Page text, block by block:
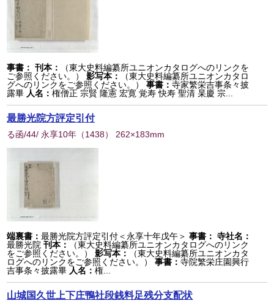
事書： 刊本：
（東大史料編纂所ユニオンカタログへのリンクを
ご参照ください。）
影写本：
（東大史料編纂所ユニオンカタロ
グへのリンクをご参照ください。）
事書：寺家繁栄吉事条々披
露畢 人名：権僧正 宗賢 隆憲 宏寛 覚寿 快寿 聖清 杲慶 宗...
最勝光院方評定引付
る函/44/ 永享10年 （1438） 262×183mm
端裏書：最勝光院方評定引付＜永享十年戊午＞ 事書： 寺社名：
最勝光院 刊本：
（東大史料編纂所ユニオンカタログへのリンク
をご参照ください。）
影写本：
（東大史料編纂所ユニオンカタ
ログへのリンクをご参照ください。）
事書：寺院繁栄庄園興行
吉事条々披露畢 人名：権...
山城国久世上下庄鴨社段銭料足残分支配状